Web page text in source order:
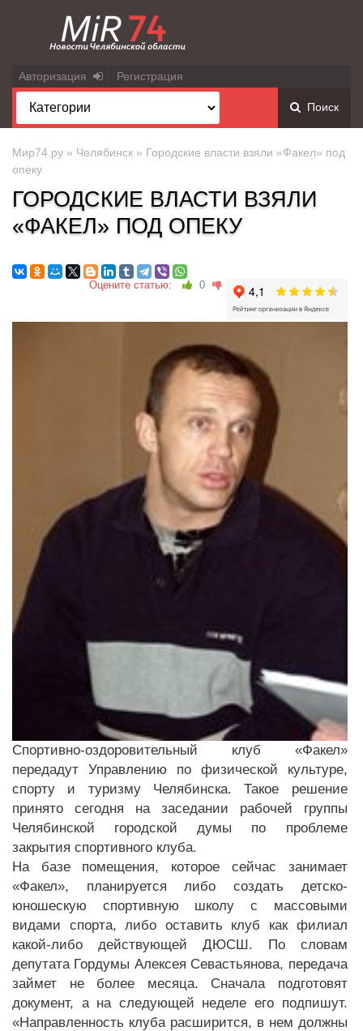
Авторизация Регистрация
Поиск
Мир74.ру » Челябинск » Городские власти взяли «Факел» под
опеку
ГОРОДСКИЕ ВЛАСТИ ВЗЯЛИ
«ФАКЕЛ» ПОД ОПЕКУ
Оцените статью: 0
Спортивно-оздоровительный клуб «Факел»
передадут Управлению по физической культуре,
спорту и туризму Челябинска. Такое решение
принято сегодня на заседании рабочей группы
Челябинской городской думы по проблеме
закрытия спортивного клуба.
На базе помещения, которое сейчас занимает
«Факел», планируется либо создать детско-
юношескую спортивную школу с массовыми
видами спорта, либо оставить клуб как филиал
какой-либо действующей ДЮСШ. По словам
депутата Гордумы Алексея Севастьянова, передача
займет не более месяца. Сначала подготовят
документ, а на следующей неделе его подпишут.
«Направленность клуба расширится, в нем должны